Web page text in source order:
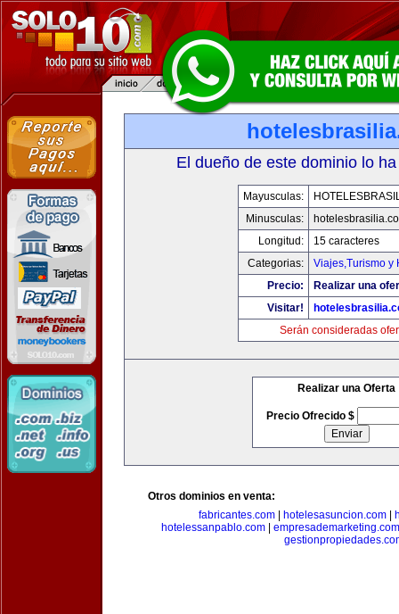
El dueño de este dominio lo
Mayusculas:
Minusculas:
Longitud:
15 caracteres
Categorias:
Viajes,Turismo y
Precio:
Realizar una
Visitar!
Serán consideradas
Realizar una Oferta
Precio Ofrecido $
Otros dominios en venta:
fabricantes.com
hotelesasuncion.com
hotelessanpablo.com| empresademarketing.com